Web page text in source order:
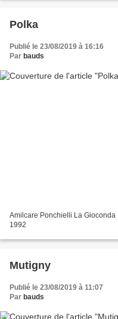
Polka
Publié le 23/08/2019 à 16:16
Par bauds
Amilcare Ponchielli La
1992
Mutigny
Publié le 23/08/2019 à 11:07
Par bauds